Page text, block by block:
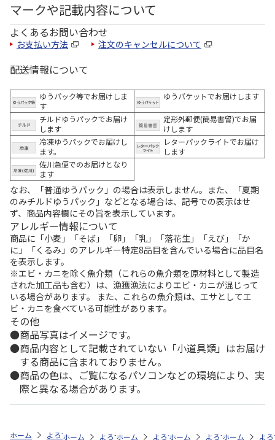
マークや記載内容について
よくあるお問い合わせ
お支払い方法 注文のキャンセルについて
配送情報について
ゆうパック等でお届けしま
す
ゆうパケットでお届けします
チルドゆうパックでお届け
します
定形外郵便(簡易書留)でお届
けします
冷凍ゆうパックでお届けし
ます。
レターパックライトでお届け
します
佐川急便でのお届けとなり
ます
なお、「普通ゆうパック」の場合は表示しません。また、「夏期
のみチルドゆうパック」などとなる場合は、記号での表示はせ
ず、商品内容欄にその旨を表示しています。
アレルギー情報について
商品に「小麦」「そば」「卵」「乳」「落花生」「えび」「か
に」「くるみ」のアレルギー特定8品目を含んでいる場合に品目名
を表示します。
※エビ・カニを除く魚介類（これらの魚介類を原材料として製造
された加工品も含む）は、漁獲漁法によりエビ・カニが混じって
いる場合があります。 また、これらの魚介類は、エサとしてエ
ビ・カニを食べている可能性があります。
その他
商品写真はイメージです。
商品内容として記載されていない「小道具類」はお届け
する商品に含まれておりません。
商品の色は、ご覧になるパソコンなどの環境により、実
際と異なる場合があります。
ホーム よろずや・百市 100～199円グッズ バス・洗面・トイレ
ホーム よろずや・百市 100～199円グッズ おそうじ
ホーム よろずや・百市 日用雑貨・お役
ホーム よろずや・百市
ホーム よ